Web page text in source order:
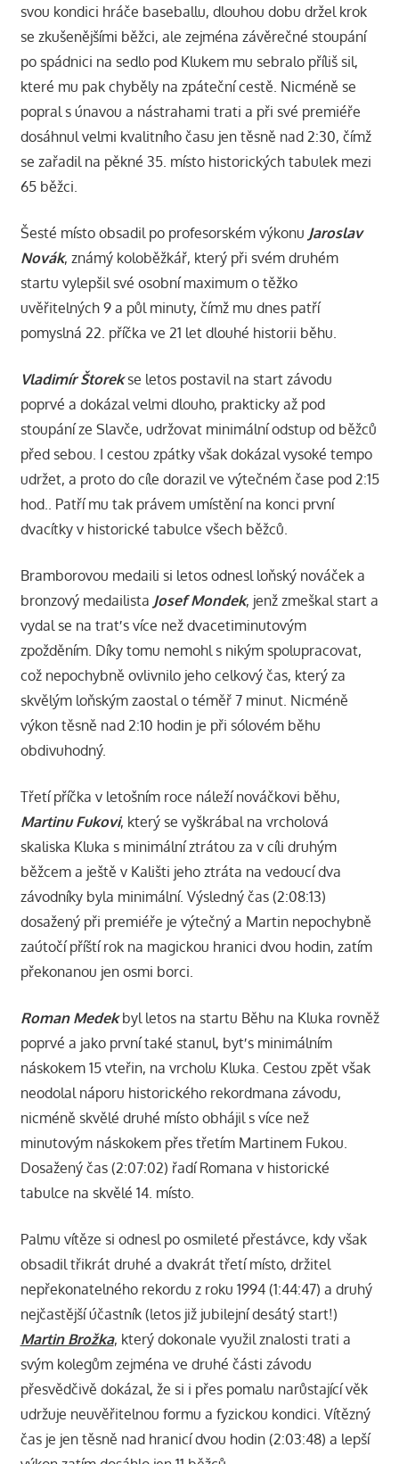
svou kondici hráče baseballu, dlouhou dobu držel krok
se zkušenějšími běžci, ale zejména závěrečné stoupání
po spádnici na sedlo pod Klukem mu sebralo příliš sil,
které mu pak chyběly na zpáteční cestě. Nicméně se
popral s únavou a nástrahami trati a při své premiéře
dosáhnul velmi kvalitního času jen těsně nad 2:30, čímž
se zařadil na pěkné 35. místo historických tabulek mezi
65 běžci.
Šesté místo obsadil po profesorském výkonu Jaroslav
Novák, známý koloběžkář, který při svém druhém
startu vylepšil své osobní maximum o těžko
uvěřitelných 9 a půl minuty, čímž mu dnes patří
pomyslná 22. příčka ve 21 let dlouhé historii běhu.
Vladimír Štorekse letos postavil na start závodu
poprvé a dokázal velmi dlouho, prakticky až pod
stoupání ze Slavče, udržovat minimální odstup od běžců
před sebou. I cestou zpátky však dokázal vysoké tempo
udržet, a proto do cíle dorazil ve výtečném čase pod 2:15
hod.. Patří mu tak právem umístění na konci první
dvacítky v historické tabulce všech běžců.
Bramborovou medaili si letos odnesl loňský nováček a
bronzový medailista Josef Mondek, jenž zmeškal start a
vydal se na trať s více než dvacetiminutovým
zpožděním. Díky tomu nemohl s nikým spolupracovat,
což nepochybně ovlivnilo jeho celkový čas, který za
skvělým loňským zaostal o téměř 7 minut. Nicméně
výkon těsně nad 2:10 hodin je při sólovém běhu
obdivuhodný.
Třetí příčka v letošním roce náleží nováčkovi běhu,
Martinu Fukovi, který se vyškrábal na vrcholová
skaliska Kluka s minimální ztrátou za v cíli druhým
běžcem a ještě v Kališti jeho ztráta na vedoucí dva
závodníky byla minimální. Výsledný čas (2:08:13)
dosažený při premiéře je výtečný a Martin nepochybně
zaútočí příští rok na magickou hranici dvou hodin, zatím
překonanou jen osmi borci.
Roman Medekbyl letos na startu Běhu na Kluka rovněž
poprvé a jako první také stanul, byť s minimálním
náskokem 15 vteřin, na vrcholu Kluka. Cestou zpět však
neodolal náporu historického rekordmana závodu,
nicméně skvělé druhé místo obhájil s více než
minutovým náskokem přes třetím Martinem Fukou.
Dosažený čas (2:07:02) řadí Romana v historické
tabulce na skvělé 14. místo.
Palmu vítěze si odnesl po osmileté přestávce, kdy však
obsadil třikrát druhé a dvakrát třetí místo, držitel
nepřekonatelného rekordu z roku 1994 (1:44:47) a druhý
nejčastější účastník (letos již jubilejní desátý start!)
Martin Brožka, který dokonale využil znalosti trati a
svým kolegům zejména ve druhé části závodu
přesvědčivě dokázal, že si i přes pomalu narůstající věk
udržuje neuvěřitelnou formu a fyzickou kondici. Vítězný
čas je jen těsně nad hranicí dvou hodin (2:03:48) a lepší